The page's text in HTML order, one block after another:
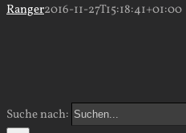
Ranger2016-11-27T15:18:41+01:00
Suche nach: